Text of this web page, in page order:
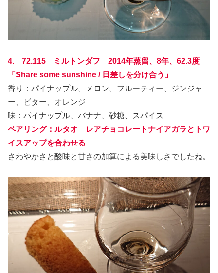
4. 72.115 ミルトンダフ 2014年蒸留、8年、62.3度
「Share some sunshine / 日差しを分け合う」
香り：パイナップル、メロン、フルーティー、ジンジャ
ー、ビター、オレンジ
味：パイナップル、バナナ、砂糖、スパイス
ペアリング：ルタオ レアチョコレートナイアガラとトワ
イスアップを合わせる
さわやかさと酸味と甘さの加算による美味しさでしたね。